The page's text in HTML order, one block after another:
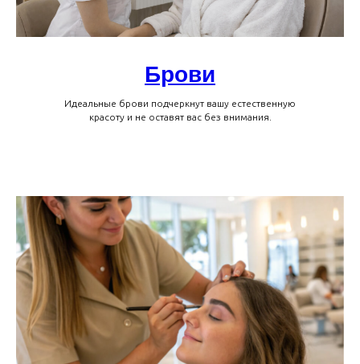
Брови
Идеальные брови подчеркнут вашу естественную
красоту и не оставят вас без внимания.